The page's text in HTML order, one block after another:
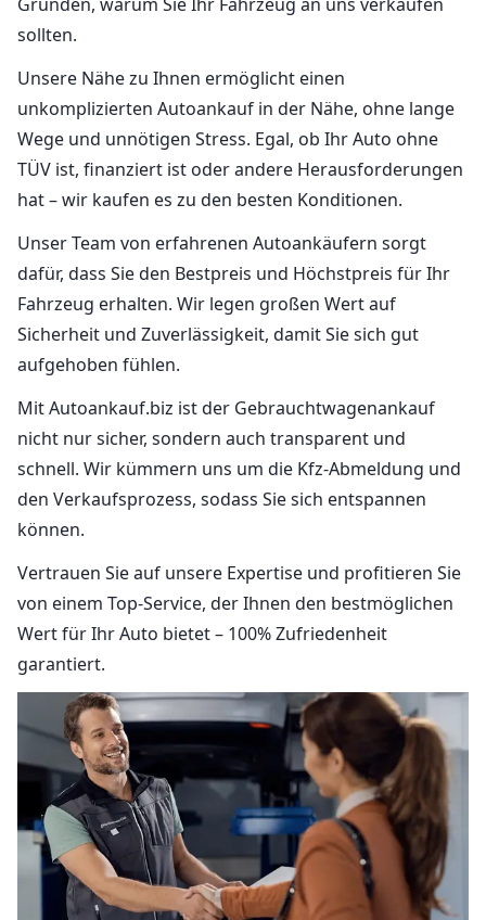
sollten.
Unsere Nähe zu Ihnen ermöglicht einen
unkomplizierten Autoankauf in der Nähe, ohne lange
Wege und unnötigen Stress. Egal, ob Ihr Auto ohne
TÜV ist, finanziert ist oder andere Herausforderungen
hat – wir kaufen es zu den besten Konditionen.
Unser Team von erfahrenen Autoankäufern sorgt
dafür, dass Sie den Bestpreis und Höchstpreis für Ihr
Fahrzeug erhalten. Wir legen großen Wert auf
Sicherheit und Zuverlässigkeit, damit Sie sich gut
aufgehoben fühlen.
Mit Autoankauf.biz ist der Gebrauchtwagenankauf
nicht nur sicher, sondern auch transparent und
schnell. Wir kümmern uns um die Kfz-Abmeldung und
den Verkaufsprozess, sodass Sie sich entspannen
können.
Vertrauen Sie auf unsere Expertise und profitieren Sie
von einem Top-Service, der Ihnen den bestmöglichen
Wert für Ihr Auto bietet – 100% Zufriedenheit
garantiert.